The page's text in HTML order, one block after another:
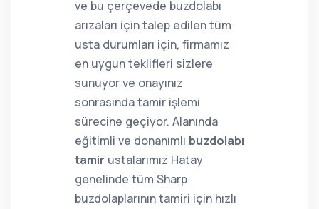
ve bu çerçevede buzdolabı
arızaları için talep edilen tüm
usta durumları için, firmamız
en uygun teklifleri sizlere
sunuyor ve onayınız
sonrasında tamir işlemi
sürecine geçiyor. Alanında
eğitimli ve donanımlı buzdolabı
tamir ustalarımız Hatay
genelinde tüm Sharp
buzdolaplarının tamiri için hızlı